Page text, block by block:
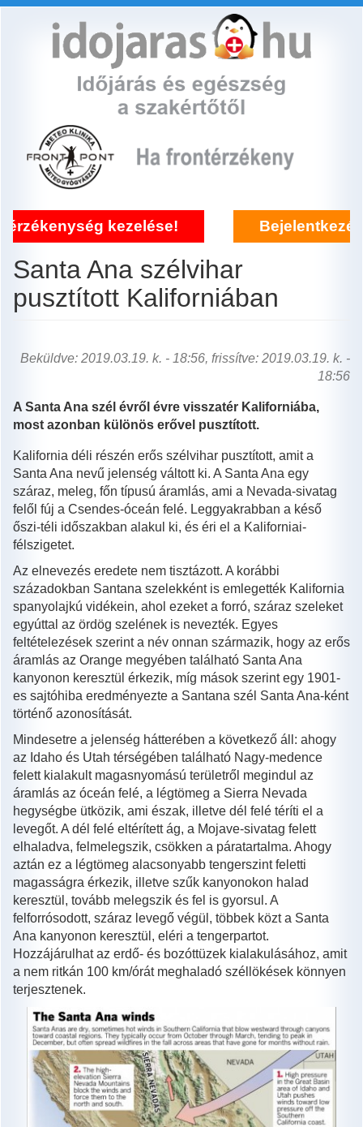
kezelése! Bejelentkezés
Santa Ana szélvihar
pusztított Kaliforniában
Beküldve: 2019.03.19. k. - 18:56, frissítve: 2019.03.19. k. -
18:56
A Santa Ana szél évről évre visszatér Kaliforniába,
most azonban különös erővel pusztított.
Kalifornia déli részén erős szélvihar pusztított, amit a
Santa Ana nevű jelenség váltott ki. A Santa Ana egy
száraz, meleg, főn típusú áramlás, ami a Nevada-sivatag
felől fúj a Csendes-óceán felé. Leggyakrabban a késő
őszi-téli időszakban alakul ki, és éri el a Kaliforniai-
félszigetet.
Az elnevezés eredete nem tisztázott. A korábbi
századokban Santana szelekként is emlegették Kalifornia
spanyolajkú vidékein, ahol ezeket a forró, száraz szeleket
egyúttal az ördög szelének is nevezték. Egyes
feltételezések szerint a név onnan származik, hogy az erős
áramlás az Orange megyében található Santa Ana
kanyonon keresztül érkezik, míg mások szerint egy 1901-
es sajtóhiba eredményezte a Santana szél Santa Ana-ként
történő azonosítását.
Mindesetre a jelenség hátterében a következő áll: ahogy
az Idaho és Utah térségében található Nagy-medence
felett kialakult magasnyomású területről megindul az
áramlás az óceán felé, a légtömeg a Sierra Nevada
hegységbe ütközik, ami észak, illetve dél felé téríti el a
levegőt. A dél felé eltérített ág, a Mojave-sivatag felett
elhaladva, felmelegszik, csökken a páratartalma. Ahogy
aztán ez a légtömeg alacsonyabb tengerszint feletti
magasságra érkezik, illetve szűk kanyonokon halad
keresztül, tovább melegszik és fel is gyorsul. A
felforrósodott, száraz levegő végül, többek közt a Santa
Ana kanyonon keresztül, eléri a tengerpartot.
Hozzájárulhat az erdő- és bozóttüzek kialakulásához, amit
a nem ritkán 100 km/órát meghaladó széllökések könnyen
terjesztenek.